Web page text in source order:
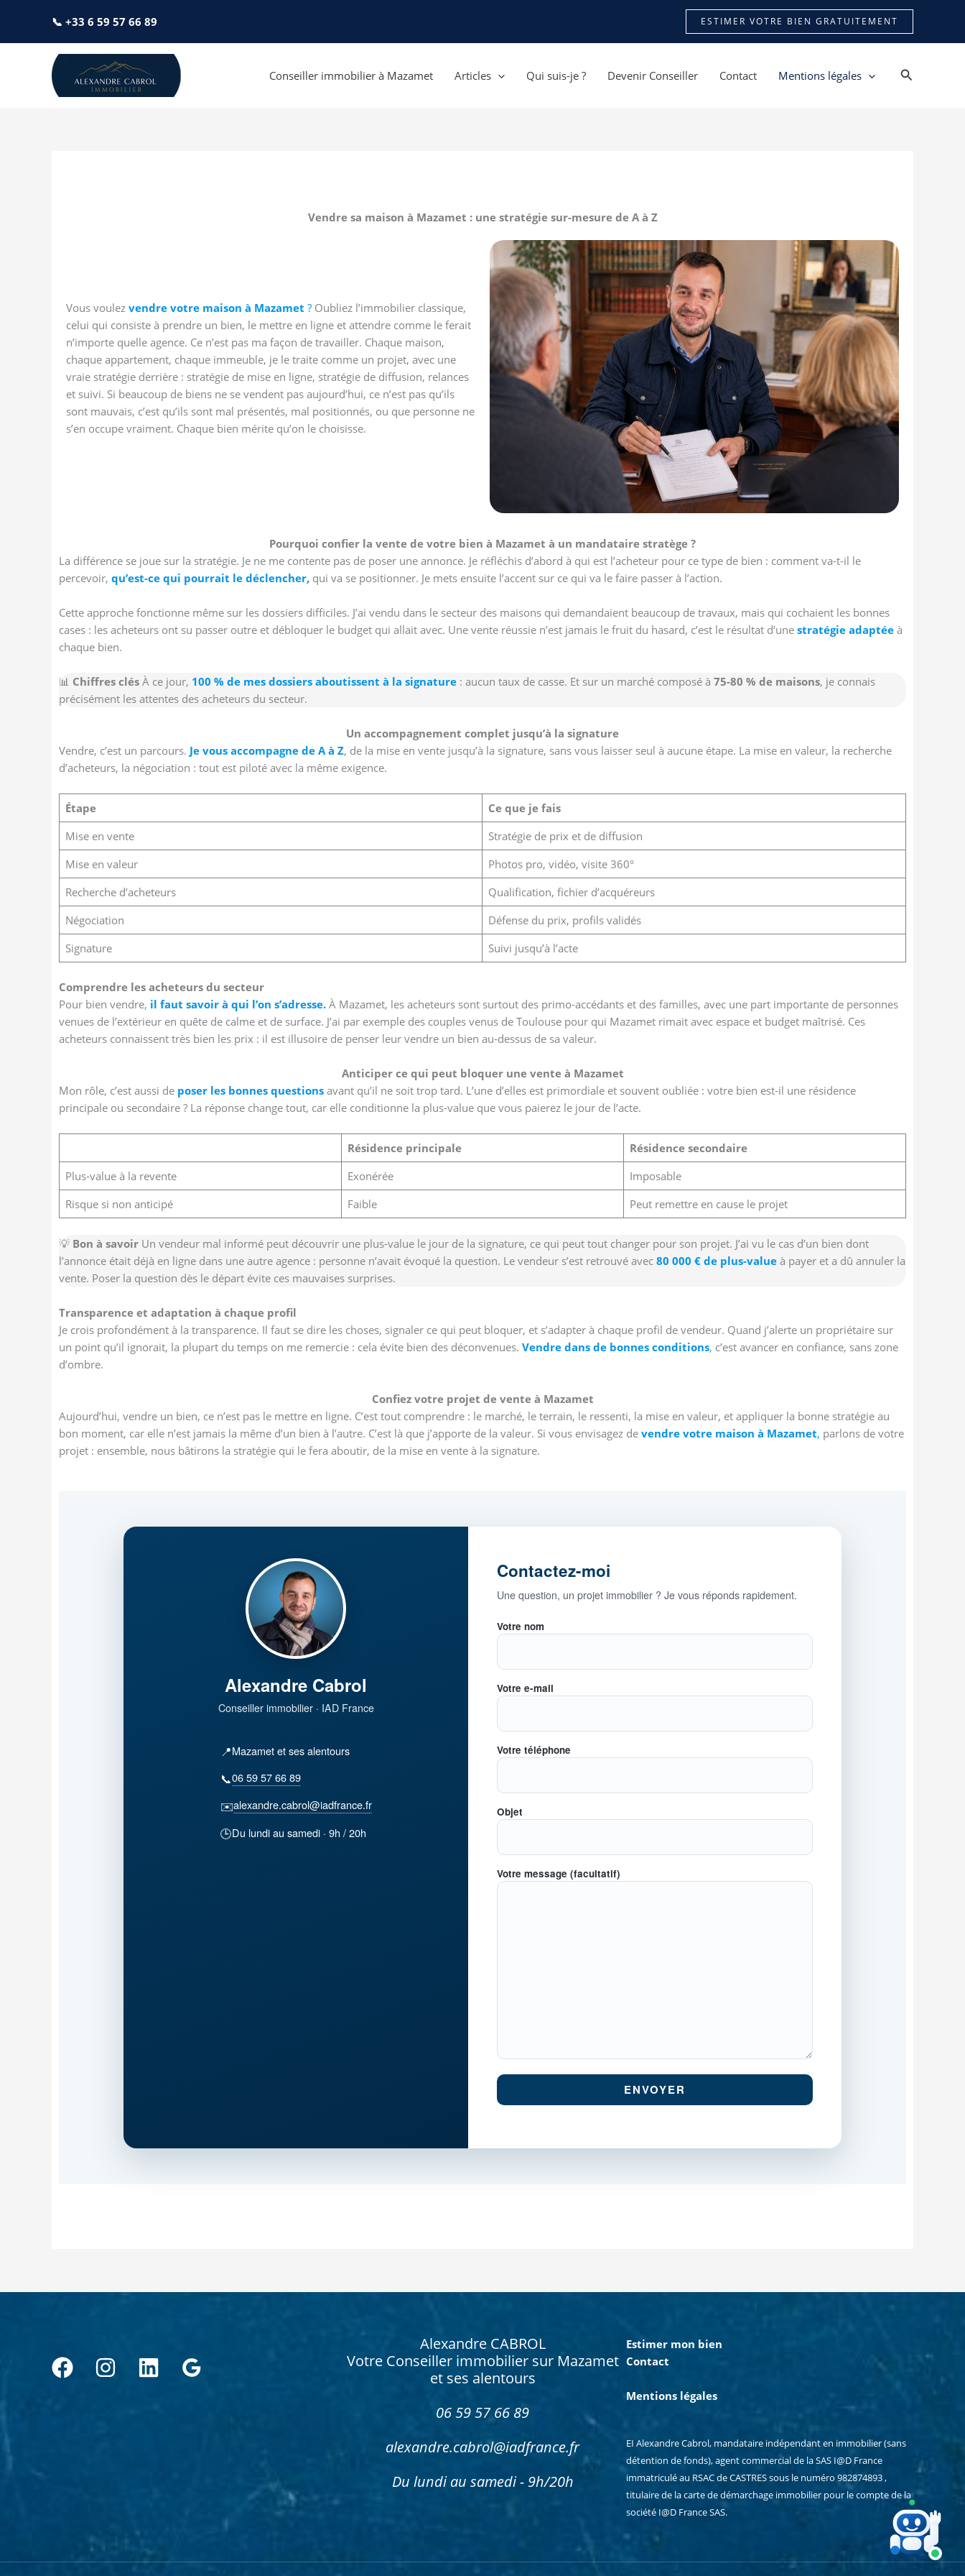
contenu
📞 +33 6 59 57 66 89 ESTIMER VOTRE BIEN GRATUITEMENT
Conseiller immobilier à Mazamet Articles Qui suis-je ? Devenir Conseiller Contact Mentions légales
Vendre sa maison à Mazamet : une stratégie sur-mesure de A à Z
Vous voulez vendre votre maison à Mazamet ? Oubliez l’immobilier classique,
celui qui consiste à prendre un bien, le mettre en ligne et attendre comme le ferait
n’importe quelle agence. Ce n’est pas ma façon de travailler. Chaque maison,
chaque appartement, chaque immeuble, je le traite comme un projet, avec une
vraie stratégie derrière : stratégie de mise en ligne, stratégie de diffusion, relances
et suivi. Si beaucoup de biens ne se vendent pas aujourd’hui, ce n’est pas qu’ils
sont mauvais, c’est qu’ils sont mal présentés, mal positionnés, ou que personne ne
s’en occupe vraiment. Chaque bien mérite qu’on le choisisse.
Pourquoi confier la vente de votre bien à Mazamet à un mandataire stratège ?
La différence se joue sur la stratégie. Je ne me contente pas de poser une annonce. Je réfléchis d’abord à qui est l’acheteur pour ce type de bien : comment va-t-il le
percevoir, qu’est-ce qui pourrait le déclencher, qui va se positionner. Je mets ensuite l’accent sur ce qui va le faire passer à l’action.
Cette approche fonctionne même sur les dossiers difficiles. J’ai vendu dans le secteur des maisons qui demandaient beaucoup de travaux, mais qui cochaient les bonnes
cases : les acheteurs ont su passer outre et débloquer le budget qui allait avec. Une vente réussie n’est jamais le fruit du hasard, c’est le résultat d’une stratégie adaptée à
chaque bien.
📊 Chiffres clés À ce jour, 100 % de mes dossiers aboutissent à la signature : aucun taux de casse. Et sur un marché composé à 75-80 % de maisons, je connais
précisément les attentes des acheteurs du secteur.
Un accompagnement complet jusqu’à la signature
Vendre, c’est un parcours. Je vous accompagne de A à Z, de la mise en vente jusqu’à la signature, sans vous laisser seul à aucune étape. La mise en valeur, la recherche
d’acheteurs, la négociation : tout est piloté avec la même exigence.
Étape
Ce que je fais
Mise en vente
Stratégie de prix et de diffusion
Mise en valeur
Photos pro, vidéo, visite 360°
Recherche d’acheteurs
Qualification, fichier d’acquéreurs
Négociation
Défense du prix, profils validés
Signature
Suivi jusqu’à l’acte
Comprendre les acheteurs du secteur
Pour bien vendre, il faut savoir à qui l’on s’adresse. À Mazamet, les acheteurs sont surtout des primo-accédants et des familles, avec une part importante de personnes
venues de l’extérieur en quête de calme et de surface. J’ai par exemple des couples venus de Toulouse pour qui Mazamet rimait avec espace et budget maîtrisé. Ces
acheteurs connaissent très bien les prix : il est illusoire de penser leur vendre un bien au-dessus de sa valeur.
Anticiper ce qui peut bloquer une vente à Mazamet
Mon rôle, c’est aussi de poser les bonnes questions avant qu’il ne soit trop tard. L’une d’elles est primordiale et souvent oubliée : votre bien est-il une résidence
principale ou secondaire ? La réponse change tout, car elle conditionne la plus-value que vous paierez le jour de l’acte.
Résidence principale
Résidence secondaire
Plus-value à la revente
Exonérée
Imposable
Risque si non anticipé
Faible Peut remettre en cause le projet
💡 Bon à savoir Un vendeur mal informé peut découvrir une plus-value le jour de la signature, ce qui peut tout changer pour son projet. J’ai vu le cas d’un bien dont
l’annonce était déjà en ligne dans une autre agence : personne n’avait évoqué la question. Le vendeur s’est retrouvé avec 80 000 € de plus-value à payer et a dû annuler la
vente. Poser la question dès le départ évite ces mauvaises surprises.
Transparence et adaptation à chaque profil
Je crois profondément à la transparence. Il faut se dire les choses, signaler ce qui peut bloquer, et s’adapter à chaque profil de vendeur. Quand j’alerte un propriétaire sur
un point qu’il ignorait, la plupart du temps on me remercie : cela évite bien des déconvenues. Vendre dans de bonnes conditions, c’est avancer en confiance, sans zone
d’ombre.
Confiez votre projet de vente à Mazamet
Aujourd’hui, vendre un bien, ce n’est pas le mettre en ligne. C’est tout comprendre : le marché, le terrain, le ressenti, la mise en valeur, et appliquer la bonne stratégie au
bon moment, car elle n’est jamais la même d’un bien à l’autre. C’est là que j’apporte de la valeur. Si vous envisagez de vendre votre maison à Mazamet, parlons de votre
projet : ensemble, nous bâtirons la stratégie qui le fera aboutir, de la mise en vente à la signature.
Alexandre Cabrol
Conseiller immobilier · IAD France
📍Mazamet et ses alentours
📞06 59 57 66 89
✉️alexandre.cabrol@iadfrance.fr
🕒Du lundi au samedi · 9h / 20h
Contactez-moi
Une question, un projet immobilier ? Je vous réponds rapidement.
Votre nom
Votre e-mail
Votre téléphone
Objet
Votre message (facultatif)
Alexandre CABROL
Votre Conseiller immobilier sur Mazamet
et ses alentours
06 59 57 66 89
alexandre.cabrol@iadfrance.fr
Du lundi au samedi - 9h/20h
Estimer mon bien
Contact
Mentions légales
EI Alexandre Cabrol, mandataire indépendant en immobilier (sans
détention de fonds), agent commercial de la SAS I@D France
immatriculé au RSAC de CASTRES sous le numéro 982874893 ,
titulaire de la carte de démarchage immobilier pour le compte de la
société I@D France SAS.